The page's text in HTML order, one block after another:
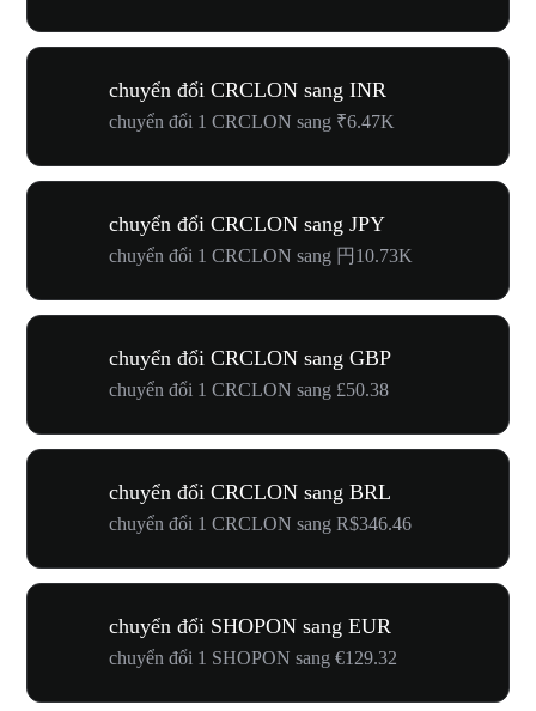
chuyển đổi CRCLON sang INR
chuyển đổi 1 CRCLON sang ₹6.47K
chuyển đổi CRCLON sang JPY
chuyển đổi 1 CRCLON sang 円10.73K
chuyển đổi CRCLON sang GBP
chuyển đổi 1 CRCLON sang £50.38
chuyển đổi CRCLON sang BRL
chuyển đổi 1 CRCLON sang R$346.46
chuyển đổi SHOPON sang EUR
chuyển đổi 1 SHOPON sang €129.32